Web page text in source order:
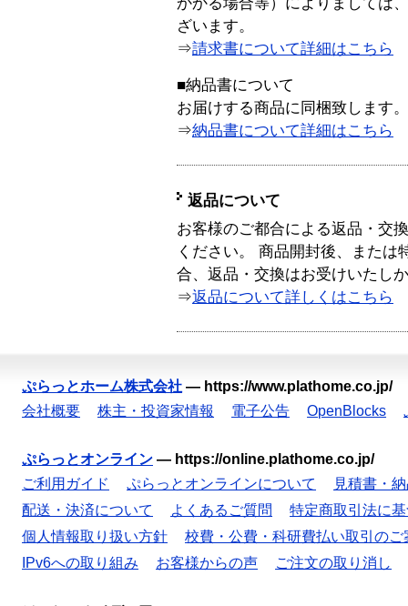
ざいます。
⇒請求書について詳細はこちら
■納品書について
お届けする商品に同梱致します。
⇒納品書について詳細はこちら
返品について
お客様のご都合による返品・交
ください。 商品開封後、または
合、返品・交換はお受けいたし
⇒返品について詳しくはこちら
ぷらっとホーム株式会社 — https://www.plathome.co.jp/
会社概要
株主・投資家情報 電子公告 OpenBlocks
ぷらっとオンライン — https://online.plathome.co.jp/
ご利用ガイド
ぷらっとオンラインについて
見積書・
配送・決済について
よくあるご質問
特定商取引法に
個人情報取り扱い方針
校費・公費・科研費払い取引のご
IPv6への取り組み
お客様からの声 ご注文の取り消し